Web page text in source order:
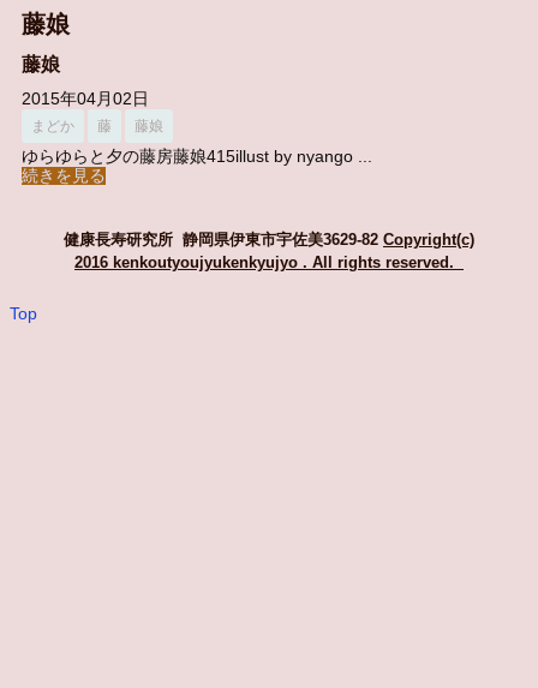
藤娘
藤娘
2015年04月02日
まどか 藤 藤娘
ゆらゆらと夕の藤房藤娘415illust by nyango ...
続きを見る
健康長寿研究所 静岡県伊東市宇佐美3629-82 Copyright(c)
2016 kenkoutyoujyukenkyujyo . All rights reserved.
Top